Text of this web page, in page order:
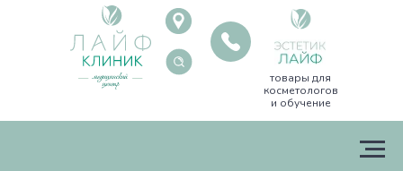
товары для
косметологов
и обучение